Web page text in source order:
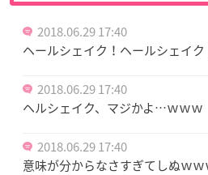
2018.06.29 17:40
ヘールシェイク！ヘールシェイク
2018.06.29 17:40
ヘルシェイク、マジかよ…ｗｗｗ
2018.06.29 17:40
意味が分からなさすぎてしぬｗ